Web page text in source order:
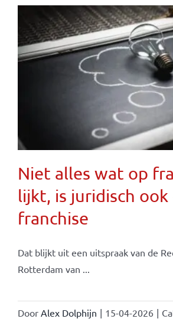
Niet alles wat op
lijkt, is juridisch ook
franchise
Dat blijkt uit een uitspraak van de
Rotterdam van ...
Door Alex Dolphijn | 15-04-2026 |